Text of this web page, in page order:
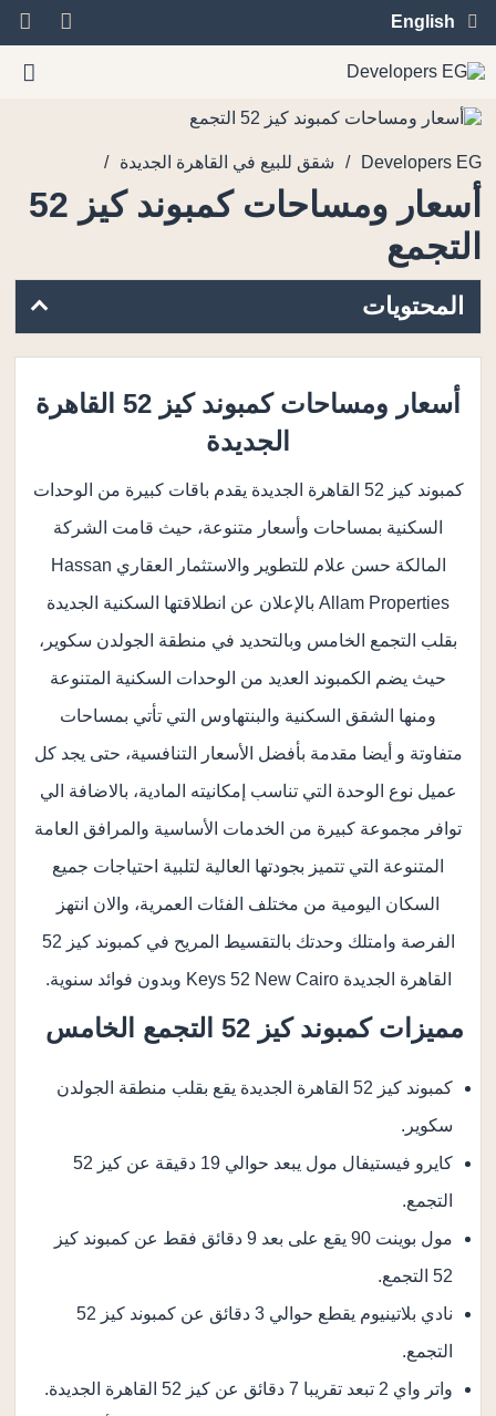
English
Developers EG
/ شقق للبيع في القاهرة الجديدة /
أسعار ومساحات كمبوند كيز 52
التجمع
المحتويات
أسعار ومساحات كمبوند كيز 52 القاهرة
الجديدة
كمبوند كيز 52 القاهرة الجديدة يقدم باقات كبيرة من الوحدات
السكنية بمساحات وأسعار متنوعة، حيث قامت الشركة
المالكة حسن علام للتطوير والاستثمار العقاري Hassan
Allam Properties بالإعلان عن انطلاقتها السكنية الجديدة
بقلب التجمع الخامس وبالتحديد في منطقة الجولدن سكوير،
حيث يضم الكمبوند العديد من الوحدات السكنية المتنوعة
ومنها الشقق السكنية والبنتهاوس التي تأتي بمساحات
متفاوتة و أيضا مقدمة بأفضل الأسعار التنافسية، حتى يجد كل
عميل نوع الوحدة التي تناسب إمكانيته المادية، بالاضافة الي
توافر مجموعة كبيرة من الخدمات الأساسية والمرافق العامة
المتنوعة التي تتميز بجودتها العالية لتلبية احتياجات جميع
السكان اليومية من مختلف الفئات العمرية، والان انتهز
الفرصة وامتلك وحدتك بالتقسيط المريح في كمبوند كيز 52
القاهرة الجديدة Keys 52 New Cairo وبدون فوائد سنوية.
مميزات كمبوند كيز 52 التجمع الخامس
كمبوند كيز 52 القاهرة الجديدة يقع بقلب منطقة الجولدن
سكوير.
كايرو فيستيفال مول يبعد حوالي 19 دقيقة عن كيز 52
التجمع.
مول بوينت 90 يقع على بعد 9 دقائق فقط عن كمبوند كيز
52 التجمع.
نادي بلاتينيوم يقطع حوالي 3 دقائق عن كمبوند كيز 52
التجمع.
واتر واي 2 تبعد تقريبا 7 دقائق عن كيز 52 القاهرة الجديدة.